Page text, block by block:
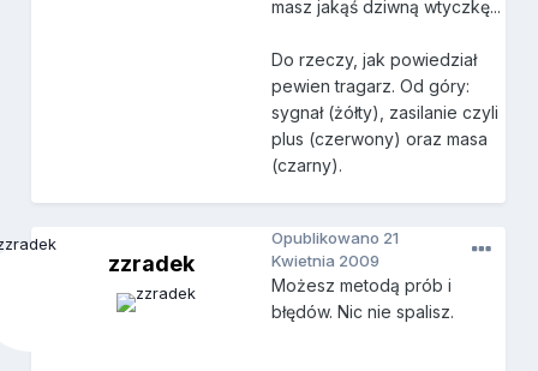
masz jakąś dziwną wtyczkę...
Do rzeczy, jak powiedział
pewien tragarz. Od góry:
sygnał (żółty), zasilanie czyli
plus (czerwony) oraz masa
(czarny).
zzradek
Opublikowano 21
Kwietnia 2009
Możesz metodą prób i
błędów. Nic nie spalisz.